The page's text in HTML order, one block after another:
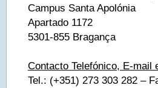
Campus Santa Apolónia
Apartado 1172
5301-855 Bragança
Contacto Telefónico, E-mail
Tel.: (+351) 273 303 282 –